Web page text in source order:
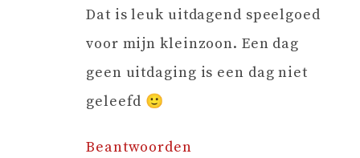
Dat is leuk uitdagend speelgoed
voor mijn kleinzoon. Een dag
geen uitdaging is een dag niet
geleefd 🙂
Beantwoorden